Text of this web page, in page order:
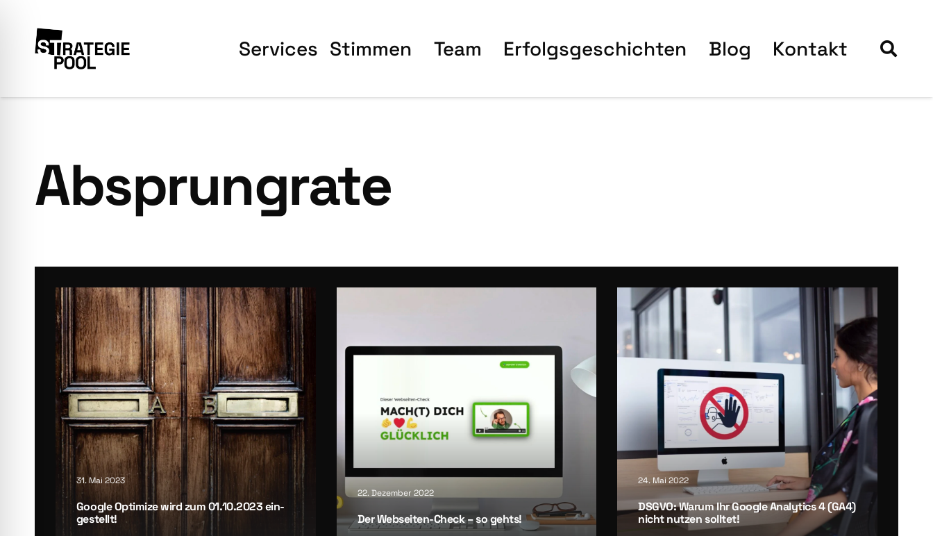
Ser­vices Stim­men Team Erfolgs­ge­schich­ten Blog Kon­takt
Absprungrate
31. Mai 2023
Goog­le Opti­mi­ze wird zum 01.10.2023 ein­
ge­stellt!
22. Dezember 2022
Der Web­sei­ten-Check – so gehts!
24. Mai 2022
DSGVO: War­um Ihr Goog­le Ana­ly­tics 4 (GA4)
nicht nut­zen soll­tet!